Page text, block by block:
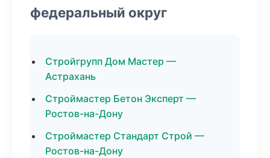
федеральный округ
Стройгрупп Дом Мастер —
Астрахань
Строймастер Бетон Эксперт —
Ростов-на-Дону
Строймастер Стандарт Строй —
Ростов-на-Дону